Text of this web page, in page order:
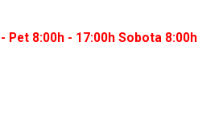
8:00h - 17:00h Sobota 8:00h